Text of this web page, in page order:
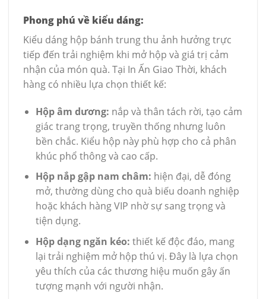
Phong phú về kiểu dáng:
Kiểu dáng hộp bánh trung thu ảnh hưởng trực
tiếp đến trải nghiệm khi mở hộp và giá trị cảm
nhận của món quà. Tại In Ấn Giao Thời, khách
hàng có nhiều lựa chọn thiết kế:
Hộp âm dương: nắp và thân tách rời, tạo cảm
giác trang trọng, truyền thống nhưng luôn
bền chắc. Kiểu hộp này phù hợp cho cả phân
khúc phổ thông và cao cấp.
Hộp nắp gập nam châm: hiện đại, dễ đóng
mở, thường dùng cho quà biếu doanh nghiệp
hoặc khách hàng VIP nhờ sự sang trọng và
tiện dụng.
Hộp dạng ngăn kéo: thiết kế độc đáo, mang
lại trải nghiệm mở hộp thú vị. Đây là lựa chọn
yêu thích của các thương hiệu muốn gây ấn
tượng mạnh với người nhận.